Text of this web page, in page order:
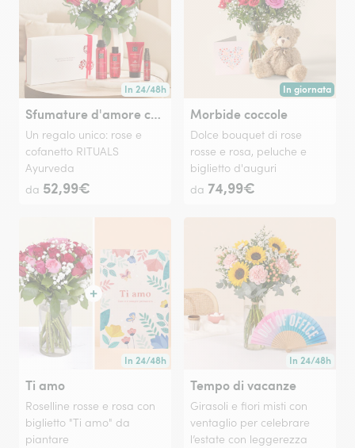
In 24/48h
Consegna disponibile in 24/48h o in data a tua scelta.
Sfumature d'amore con RITUALS
Un regalo unico: rose e
cofanetto RITUALS
Ayurveda
da 52,99€
In giornata
Consegna
Morbide coccole
Dolce bouquet di rose
rosse e rosa, peluche e
biglietto d'auguri
da 74,99€
In 24/48h
Consegna disponibile in 24/48h o in data a tua scelta.
Ti amo
Roselline rosse e rosa con
biglietto "Ti amo" da
piantare
In 24/48h
Consegna
Tempo di vacanze
Girasoli e fiori misti con
ventaglio per celebrare
l’estate con leggerezza